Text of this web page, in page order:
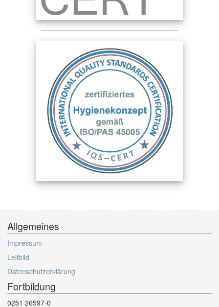
Allgemeines
Impressum
Leitbild
Datenschutzerklärung
Fortbildung
0251 26597-0